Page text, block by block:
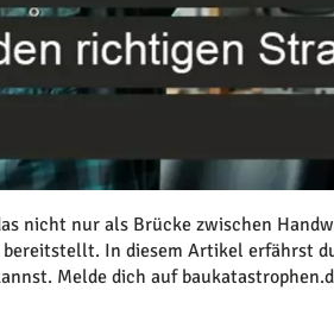
nicht nur als Brücke zwischen
In diesem Artikel erfährst
Melde dich auf